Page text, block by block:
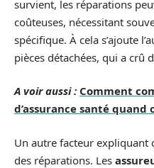
survient, les réparations
coûteuses, nécessitant
spécifique. À cela s’ajoute
pièces détachées, qui a crû
A voir aussi : Comment
d’assurance santé quand
Un autre facteur expliquant
des réparations. Les